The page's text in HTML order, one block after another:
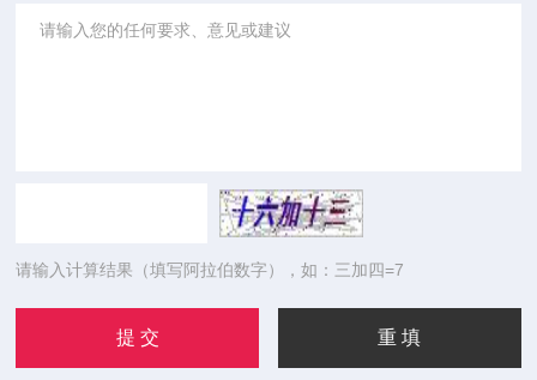
请输入计算结果（填写阿拉伯数字），如：三加四=7